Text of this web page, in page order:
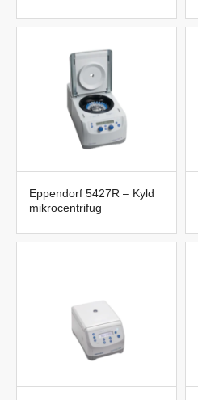
Eppendorf 5427R – Kyld
mikrocentrifug